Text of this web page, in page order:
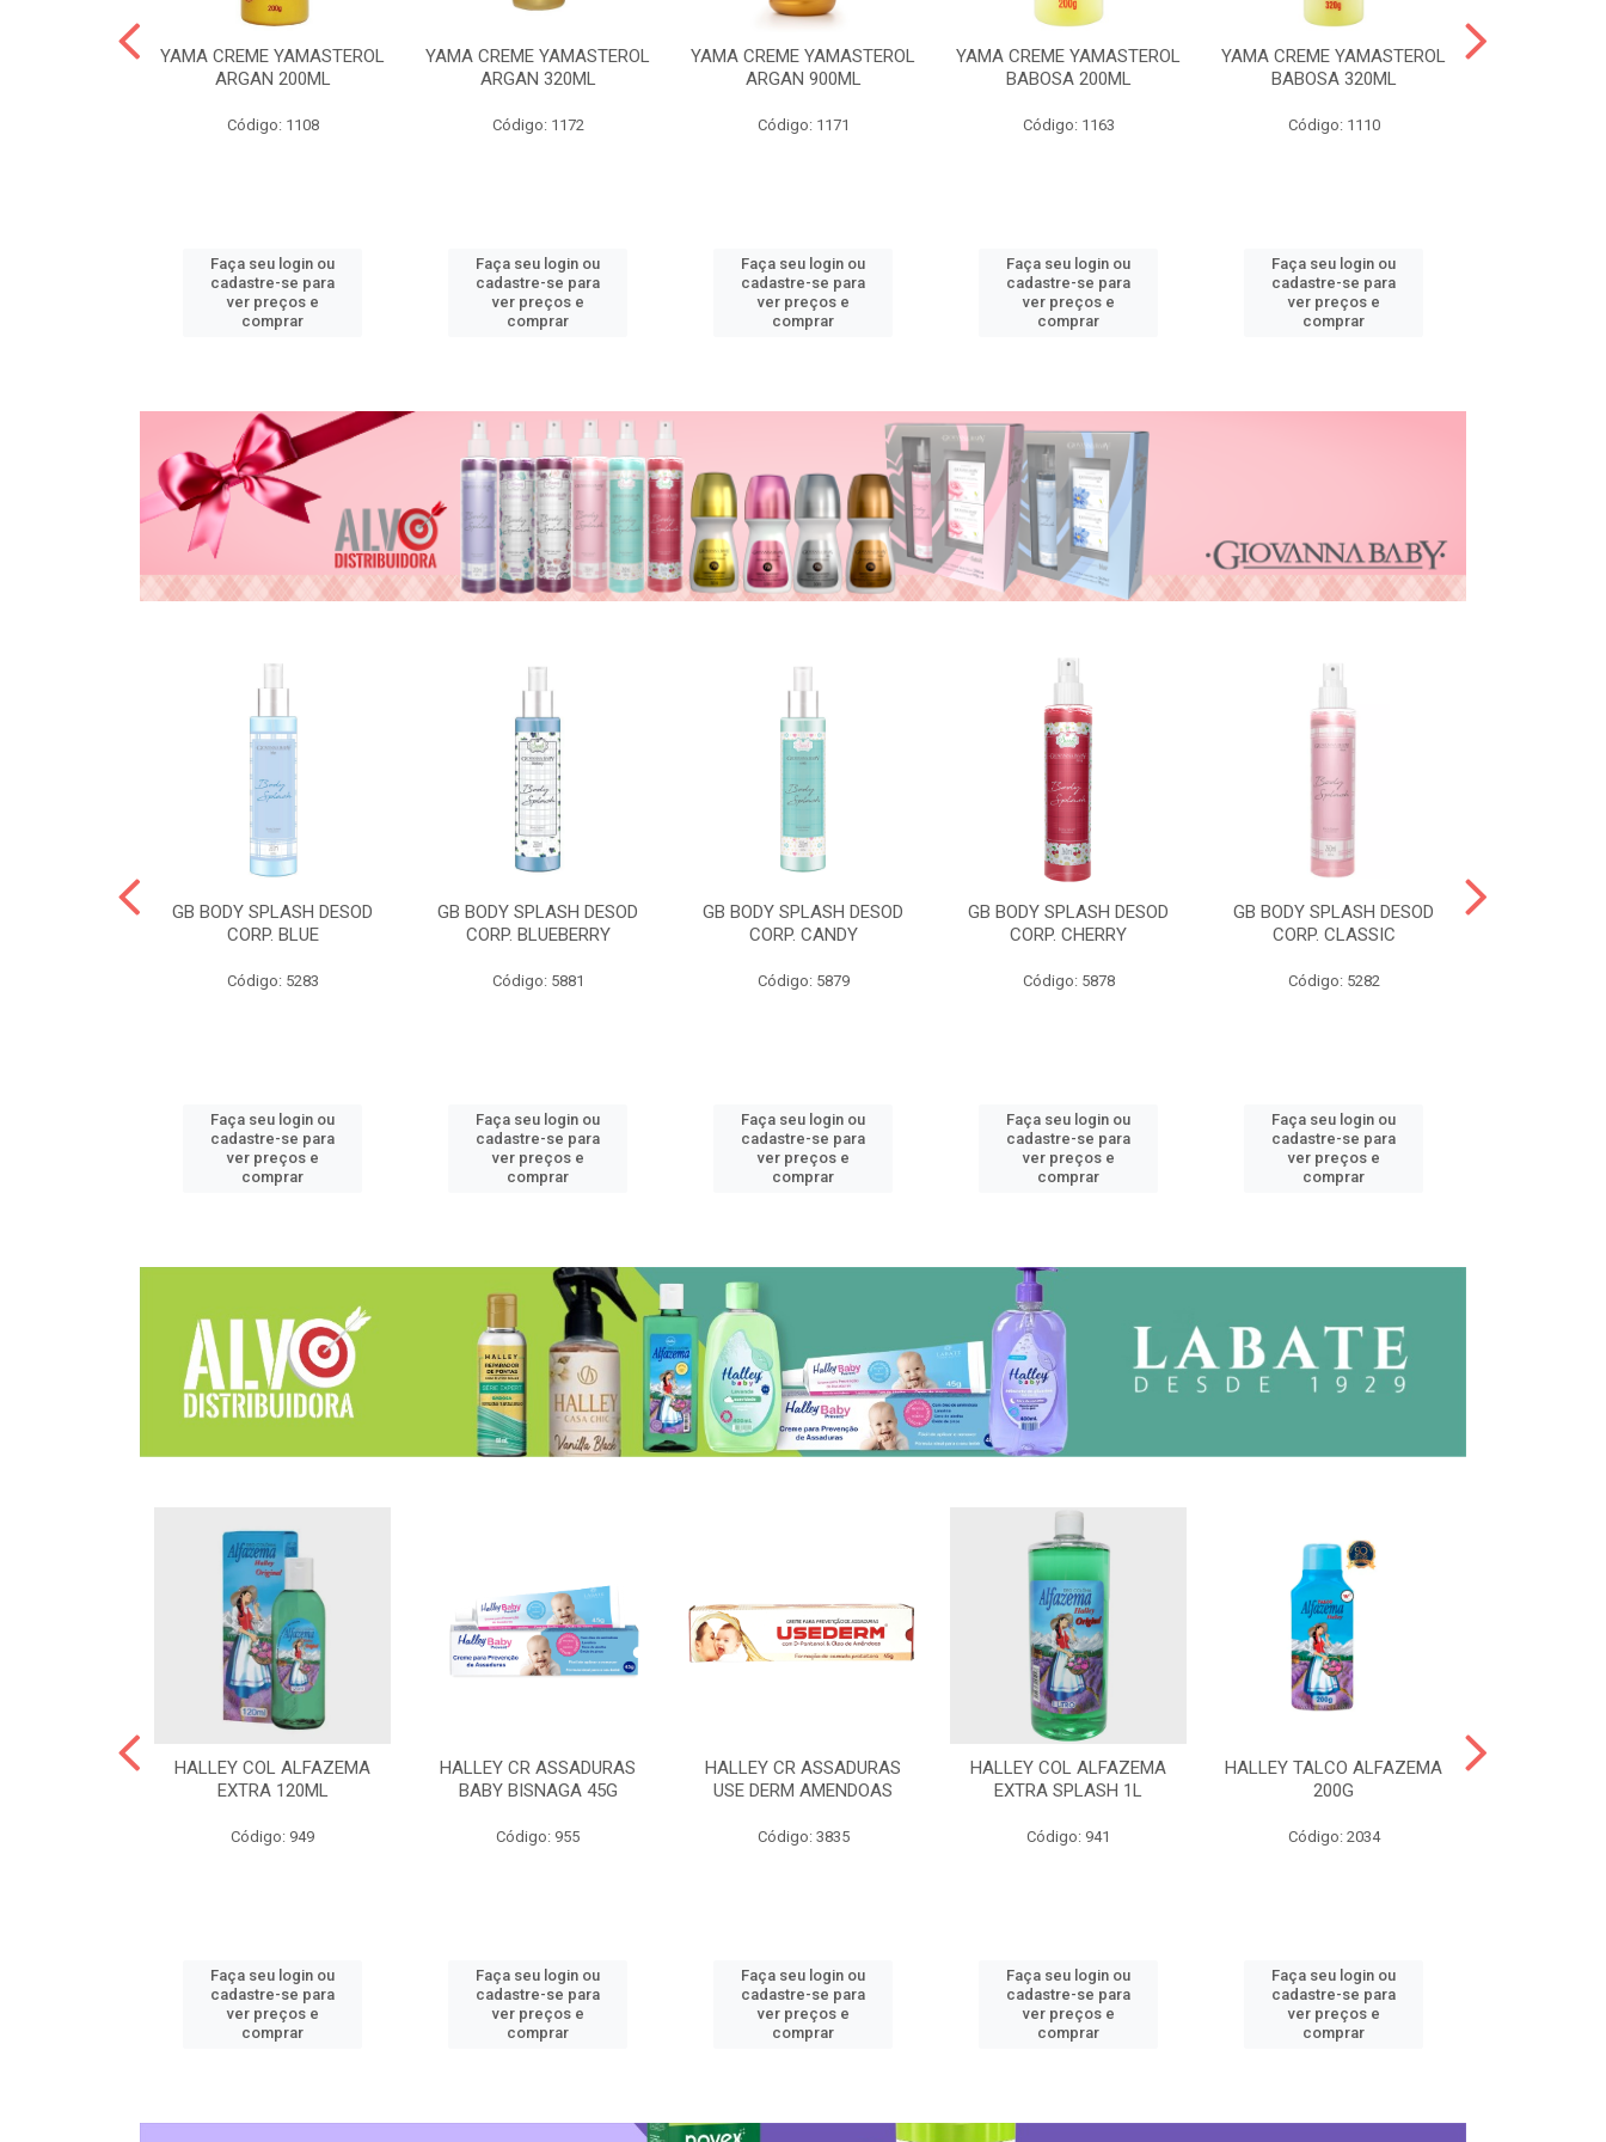
YAMA CREME YAMASTEROL
ARGAN 200ML
Código: 1108
Faça seu login ou
cadastre-se para
ver preços e
comprar
YAMA CREME YAMASTEROL
ARGAN 320ML
Código: 1172
Faça seu login ou
cadastre-se para
ver preços e
comprar
YAMA CREME YAMASTEROL
ARGAN 900ML
Código: 1171
Faça seu login ou
cadastre-se para
ver preços e
comprar
YAMA CREME YAMASTEROL
BABOSA 200ML
Código: 1163
Faça seu login ou
cadastre-se para
ver preços e
comprar
YAMA CREME YAMASTEROL
BABOSA 320ML
Código: 1110
Faça seu login ou
cadastre-se para
ver preços e
comprar
GB BODY SPLASH DESOD
CORP. BLUE
Código: 5283
Faça seu login ou
cadastre-se para
ver preços e
comprar
GB BODY SPLASH DESOD
CORP. BLUEBERRY
Código: 5881
Faça seu login ou
cadastre-se para
ver preços e
comprar
GB BODY SPLASH DESOD
CORP. CANDY
Código: 5879
Faça seu login ou
cadastre-se para
ver preços e
comprar
GB BODY SPLASH DESOD
CORP. CHERRY
Código: 5878
Faça seu login ou
cadastre-se para
ver preços e
comprar
GB BODY SPLASH DESOD
CORP. CLASSIC
Código: 5282
Faça seu login ou
cadastre-se para
ver preços e
comprar
HALLEY COL ALFAZEMA
EXTRA 120ML
Código: 949
Faça seu login ou
cadastre-se para
ver preços e
comprar
HALLEY CR ASSADURAS
BABY BISNAGA 45G
Código: 955
Faça seu login ou
cadastre-se para
ver preços e
comprar
HALLEY CR ASSADURAS
USE DERM AMENDOAS
Código: 3835
Faça seu login ou
cadastre-se para
ver preços e
comprar
HALLEY COL ALFAZEMA
EXTRA SPLASH 1L
Código: 941
Faça seu login ou
cadastre-se para
ver preços e
comprar
HALLEY TALCO ALFAZEMA
200G
Código: 2034
Faça seu login ou
cadastre-se para
ver preços e
comprar